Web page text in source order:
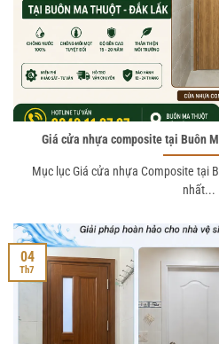
Giá cửa nhựa composite tại Buôn
Mục lục Giá cửa nhựa Composite tại
nhất...
04
Th7